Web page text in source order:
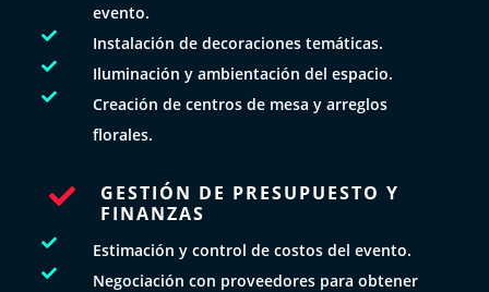
evento.
 Instalación de decoraciones temáticas.
 Iluminación y ambientación del espacio.

Creación de centros de mesa y arreglos
florales.

GESTIÓN DE PRESUPUESTO Y
FINANZAS
 Estimación y control de costos del evento.

Negociación con proveedores para obtener